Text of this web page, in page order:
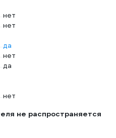
нет
нет
да
нет
да
нет
не распространяется